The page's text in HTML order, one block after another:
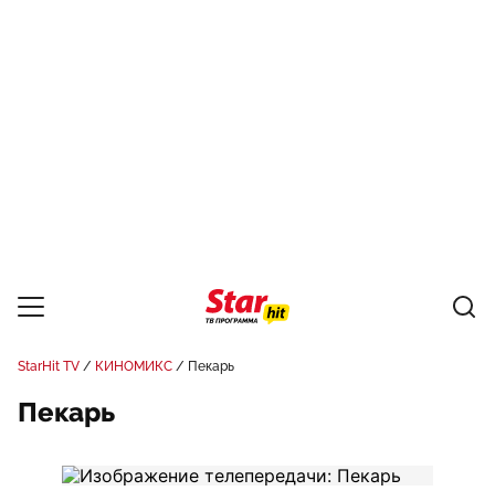
StarHit TV КИНОМИКС Пекарь
Пекарь